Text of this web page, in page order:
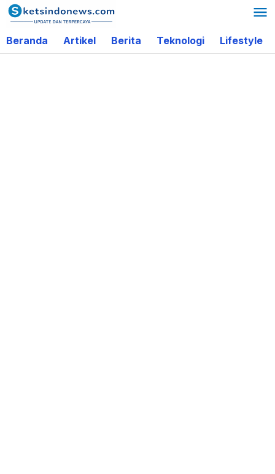
Lewati
ke
konten
Beranda Artikel Berita Teknologi Lifestyle